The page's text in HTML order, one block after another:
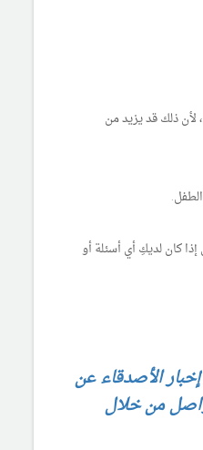
ذلك قد يزيد من
كان لديكِ أي أسئلة أو
الأصدقاء عن
من خلال